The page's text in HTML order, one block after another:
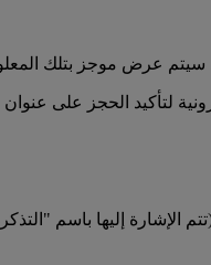
سيتم عرض موجز بتلك
لتأكيد الحجز على عنوان
الإشارة إليها باسم